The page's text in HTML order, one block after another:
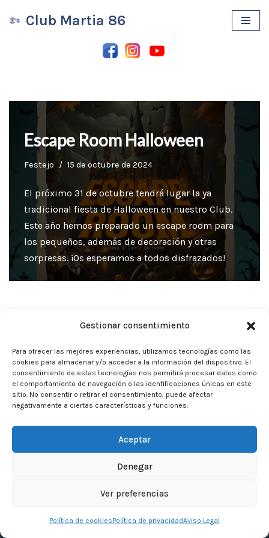
Gestionar consentimiento
Para ofrecer las mejores experiencias, utilizamos tecnologías como las
cookies para almacenar y/o acceder a la información del dispositivo. El
consentimiento de estas tecnologías nos permitirá procesar datos como
el comportamiento de navegación o las identificaciones únicas en este
sitio. No consentir o retirar el consentimiento, puede afectar
negativamente a ciertas características y funciones.
Aceptar
Denegar
Ver preferencias
Política de cookiesPolítica de privacidadAviso Legal
Club Martia 86
Escape Room Halloween
Festejo 15 de octubre de 2024
El próximo 31 de octubre tendrá lugar la ya
tradicional fiesta de Halloween en nuestro Club.
Este año hemos preparado un escape room para
los pequeños, además de decoración y otras
sorpresas. ¡Os esperamos a todos disfrazados!
Política de Cookies